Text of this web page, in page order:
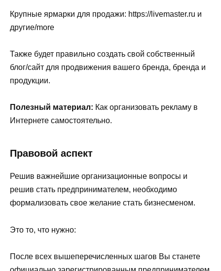
Крупные ярмарки для продажи: https://livemaster.ru и
другие/more
Также будет правильно создать свой собственный
блог/сайт для продвижения вашего бренда, бренда и
продукции.
Полезный материал: Как организовать рекламу в
Интернете самостоятельно.
Правовой аспект
Решив важнейшие организационные вопросы и
решив стать предпринимателем, необходимо
формализовать свое желание стать бизнесменом.
Это то, что нужно:
После всех вышеперечисленных шагов Вы станете